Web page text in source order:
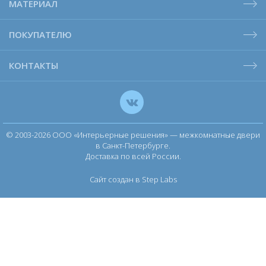
МАТЕРИАЛ
ПОКУПАТЕЛЮ
КОНТАКТЫ
© 2003-2026 ООО «Интерьерные решения» — межкомнатные двери
в Санкт-Петербурге.
Доставка по всей России.
Сайт создан в Step Labs